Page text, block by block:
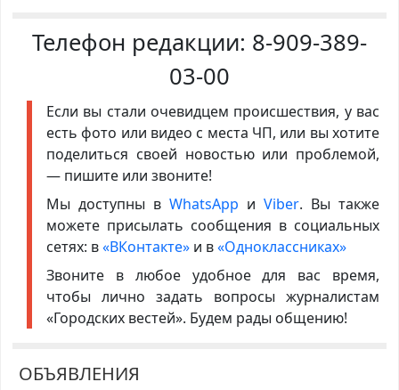
Телефон редакции: 8-909-389-
03-00
Если вы стали очевидцем происшествия, у вас
есть фото или видео с места ЧП, или вы хотите
поделиться своей новостью или проблемой,
— пишите или звоните!
Мы доступны в WhatsApp иViber. Вы также
можете присылать сообщения в социальных
сетях: в«ВКонтакте»и в«Одноклассниках»
Звоните в любое удобное для вас время,
чтобы лично задать вопросы журналистам
«Городских вестей». Будем рады общению!
ОБЪЯВЛЕНИЯ